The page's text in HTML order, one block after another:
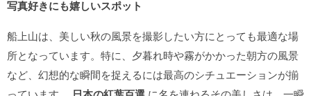
写真好きにも嬉しいスポット
船上山は、美しい秋の風景を撮影したい方にとっても最適な場
所となっています。特に、夕暮れ時や霧がかかった朝方の風景
など、幻想的な瞬間を捉えるには最高のシチュエーションが揃